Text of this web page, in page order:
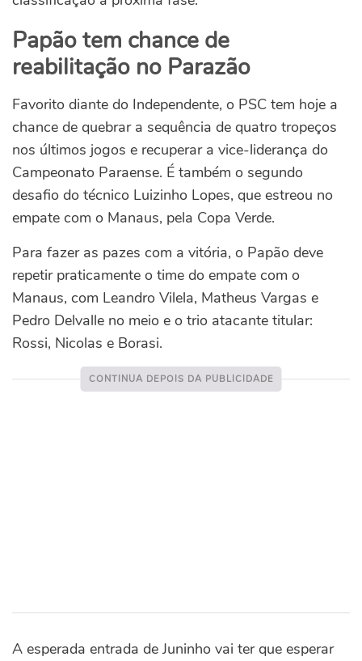
Papão tem chance de
reabilitação no Parazão
Favorito diante do Independente, o PSC tem hoje a
chance de quebrar a sequência de quatro tropeços
nos últimos jogos e recuperar a vice-liderança do
Campeonato Paraense. É também o segundo
desafio do técnico Luizinho Lopes, que estreou no
empate com o Manaus, pela Copa Verde.
Para fazer as pazes com a vitória, o Papão deve
repetir praticamente o time do empate com o
Manaus, com Leandro Vilela, Matheus Vargas e
Pedro Delvalle no meio e o trio atacante titular:
Rossi, Nicolas e Borasi.
A esperada entrada de Juninho vai ter que esperar